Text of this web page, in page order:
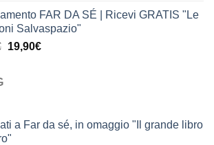
originale
era:
63,90€.
attuale
è:
39,90€.
FAR DA SÉ | Ricevi GRATIS "Le
Salvaspazio"
Il
19,90€Il
a Far da sé, in omaggio "Il grande libro